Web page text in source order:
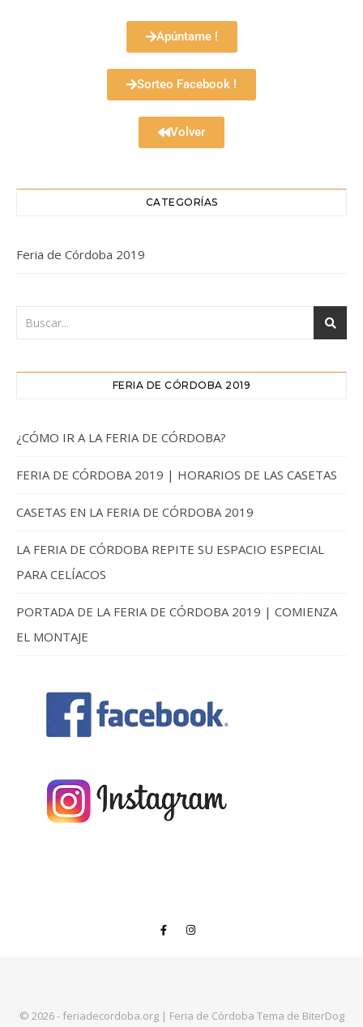
Apúntame !
Sorteo Facebook !
Volver
CATEGORÍAS
Feria de Córdoba 2019
FERIA DE CÓRDOBA 2019
¿CÓMO IR A LA FERIA DE CÓRDOBA?
FERIA DE CÓRDOBA 2019 | HORARIOS DE LAS CASETAS
CASETAS EN LA FERIA DE CÓRDOBA 2019
LA FERIA DE CÓRDOBA REPITE SU ESPACIO ESPECIAL
PARA CELÍACOS
PORTADA DE LA FERIA DE CÓRDOBA 2019 | COMIENZA
EL MONTAJE
© 2026 - feriadecordoba.org | Feria de Córdoba Tema de BiterDog